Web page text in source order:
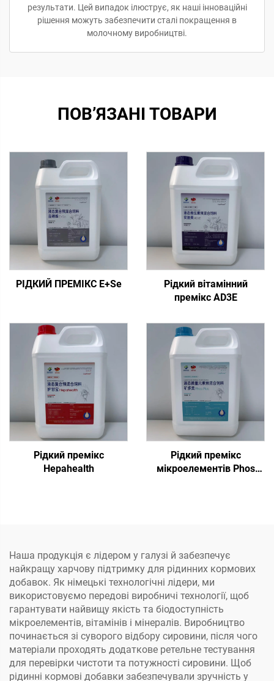
результати. Цей випадок ілюструє, як наші інноваційні
рішення можуть забезпечити сталі покращення в
молочному виробництві.
ПОВ’ЯЗАНІ ТОВАРИ
РІДКИЙ ПРЕМІКС E+Se
Рідкий вітамінний
премікс AD3E
Рідкий премікс
Hepahealth
Рідкий премікс
мікроелементів Phos
Наша продукція є лідером у галузі й забезпечує
найкращу харчову підтримку для рідинних кормових
добавок. Як німецькі технологічні лідери, ми
використовуємо передові виробничі технології, щоб
гарантувати найвищу якість та біодоступність
мікроелементів, вітамінів і мінералів. Виробництво
починається зі суворого відбору сировини, після чого
матеріали проходять додаткове ретельне тестування
для перевірки чистоти та потужності сировини. Щоб
рідинні кормові добавки забезпечували зручність у